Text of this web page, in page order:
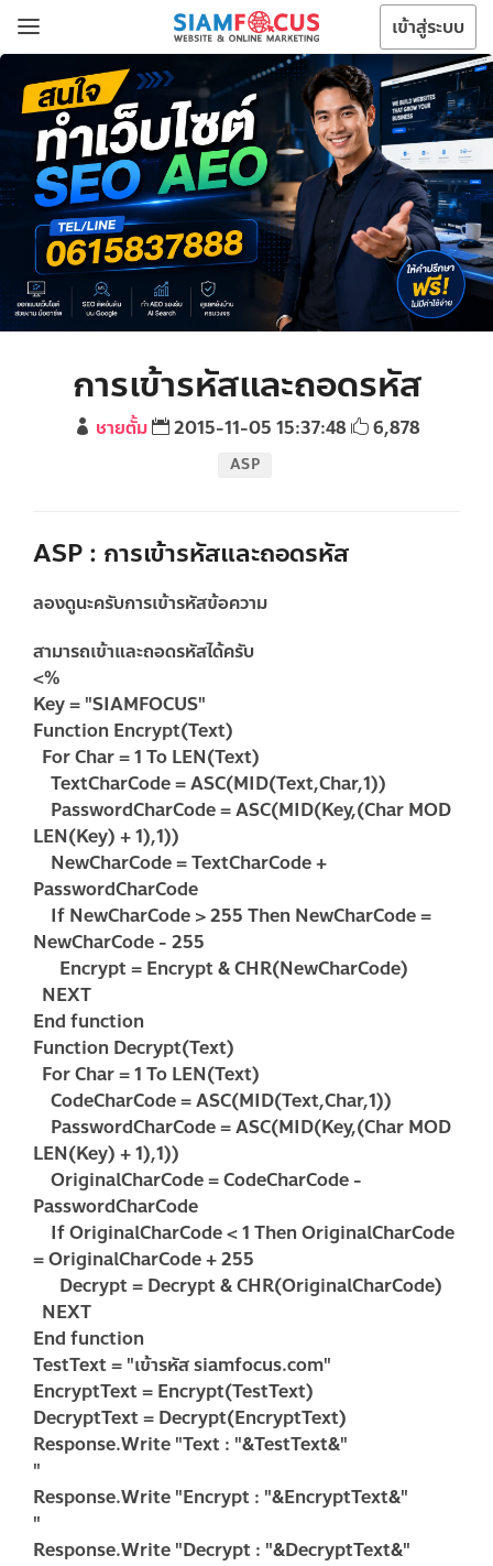
เข้าสู่ระบบ
การเข้ารหัสและถอดรหัส
ชายตั้ม 2015-11-05 15:37:48 6,878
ASP
ASP : การเข้ารหัสและถอดรหัส
ลองดูนะครับการเข้ารหัสข้อความ
สามารถเข้าและถอดรหัสได้ครับ
<%
Key = "SIAMFOCUS"
Function Encrypt(Text)
For Char = 1 To LEN(Text)
TextCharCode = ASC(MID(Text,Char,1))
PasswordCharCode = ASC(MID(Key,(Char MOD
LEN(Key) + 1),1))
NewCharCode = TextCharCode +
PasswordCharCode
If NewCharCode > 255 Then NewCharCode =
NewCharCode - 255
Encrypt = Encrypt & CHR(NewCharCode)
NEXT
End function
Function Decrypt(Text)
For Char = 1 To LEN(Text)
CodeCharCode = ASC(MID(Text,Char,1))
PasswordCharCode = ASC(MID(Key,(Char MOD
LEN(Key) + 1),1))
OriginalCharCode = CodeCharCode -
PasswordCharCode
If OriginalCharCode < 1 Then OriginalCharCode
= OriginalCharCode + 255
Decrypt = Decrypt & CHR(OriginalCharCode)
NEXT
End function
TestText = "เข้ารหัส siamfocus.com"
EncryptText = Encrypt(TestText)
DecryptText = Decrypt(EncryptText)
Response.Write "Text : "&TestText&"
"
Response.Write "Encrypt : "&EncryptText&"
"
Response.Write "Decrypt : "&DecryptText&"